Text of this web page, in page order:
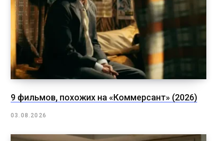
9 фильмов, похожих на «Коммерсант» (2026)
03.08.2026